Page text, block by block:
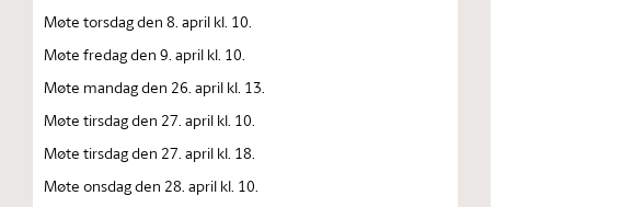
Møte torsdag den 8. april kl. 10.
Møte fredag den 9. april kl. 10.
Møte mandag den 26. april kl. 13.
Møte tirsdag den 27. april kl. 10.
Møte tirsdag den 27. april kl. 18.
Møte onsdag den 28. april kl. 10.